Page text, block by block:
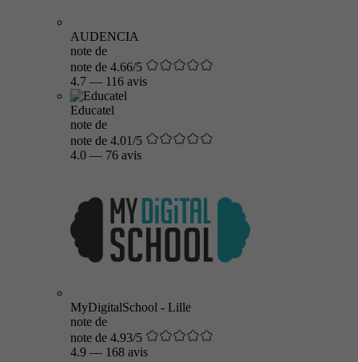
AUDENCIA
note de
note de 4.66/5
4.7 — 116 avis
Educatel
note de
note de 4.01/5
4.0 — 76 avis
MyDigitalSchool - Lille
note de
note de 4.93/5
4.9 — 168 avis